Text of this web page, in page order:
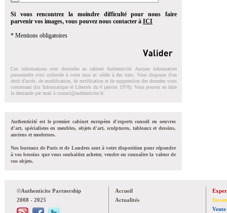
Si vous rencontrez la moindre difficulté pour nous faire
parvenir vos images, vous pouvez nous contacter à ICI
* Mentions obligatoires
Ces informations sont destinées au cabinet Authenticité. Aucune information
personnelle n'est collectée à votre insu ni cédée à des tiers. Vous disposez d'un
droit d'accés, de modification, de rectification et de suppression des données vous
concernant (loi Informatique et Libertés du 6 janvier 1978). Vous pouvez en faire
la demande par mail à contact@authenticite.fr.
Authenticité est le premier cabinet européen d'experts conseil en oeuvres
d'art, spécialistes en meubles, objets d'art, sculptures, tableaux et dessins,
anciens et modernes.
Nos bureaux de Paris et de Londres sont à votre disposition pour répondre
à vos besoins que vous souhaitiez acheter, vendre ou connaître la valeur de
vos objets.
©Authenticite Partnership
2008 - 2025
Accueil
Actualités
Vente